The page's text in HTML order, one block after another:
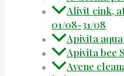
Alivit cink,
01/08-31/08
Apivita
Apivita bee
Avene